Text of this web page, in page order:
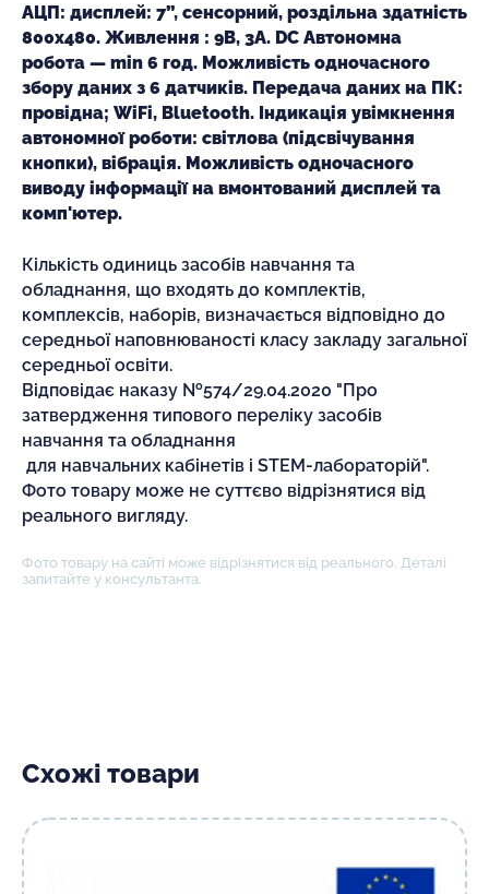
АЦП: дисплей: 7”, сенсорний, роздільна здатність
800х480. Живлення : 9В, 3А. DC Автономна
робота — min 6 год. Можливість одночасного
збору даних з 6 датчиків. Передача даних на ПК:
провідна; WiFi, Bluetooth. Індикація увімкнення
автономної роботи: світлова (підсвічування
кнопки), вібрація. Можливість одночасного
виводу інформації на вмонтований дисплей та
комп'ютер.
Кількість одиниць засобів навчання та
обладнання, що входять до комплектів,
комплексів, наборів, визначається відповідно до
середньої наповнюваності класу закладу загальної
середньої освіти.
Відповідає наказу №574/29.04.2020 "Про
затвердження типового переліку засобів
навчання та обладнання
для навчальних кабінетів і STEM-лабораторій".
Фото товару може не суттєво відрізнятися від
реального вигляду.
Фото товару на сайті може відрізнятися від реального. Деталі
запитайте у консультанта.
Схожі товари